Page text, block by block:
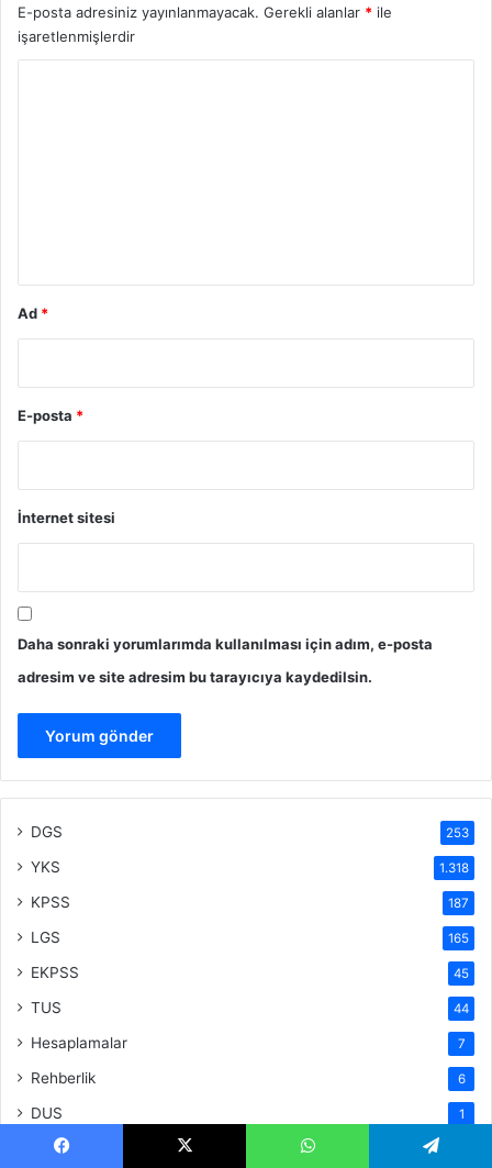
E-posta adresiniz yayınlanmayacak. Gerekli alanlar * ile
işaretlenmişlerdir
Ad *
E-posta *
İnternet sitesi
Daha sonraki yorumlarımda kullanılması için adım, e-posta
adresim ve site adresim bu tarayıcıya kaydedilsin.
DGS 253
YKS 1.318
KPSS 187
LGS 165
EKPSS 45
TUS 44
Hesaplamalar 7
Rehberlik 6
DUS 1
Tanıtım